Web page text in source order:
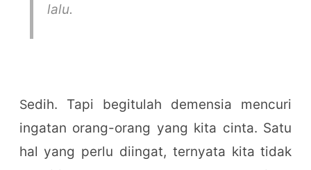
lalu.
Sedih. Tapi begitulah demensia mencuri
ingatan orang-orang yang kita cinta. Satu
hal yang perlu diingat, ternyata kita tidak